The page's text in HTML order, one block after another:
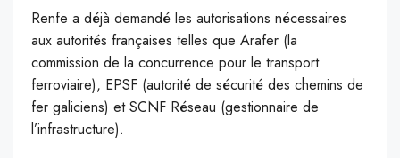
Renfe a déjà demandé les autorisations nécessaires
aux autorités françaises telles que Arafer (la
commission de la concurrence pour le transport
ferroviaire), EPSF (autorité de sécurité des chemins de
fer galiciens) et SCNF Réseau (gestionnaire de
l’infrastructure).